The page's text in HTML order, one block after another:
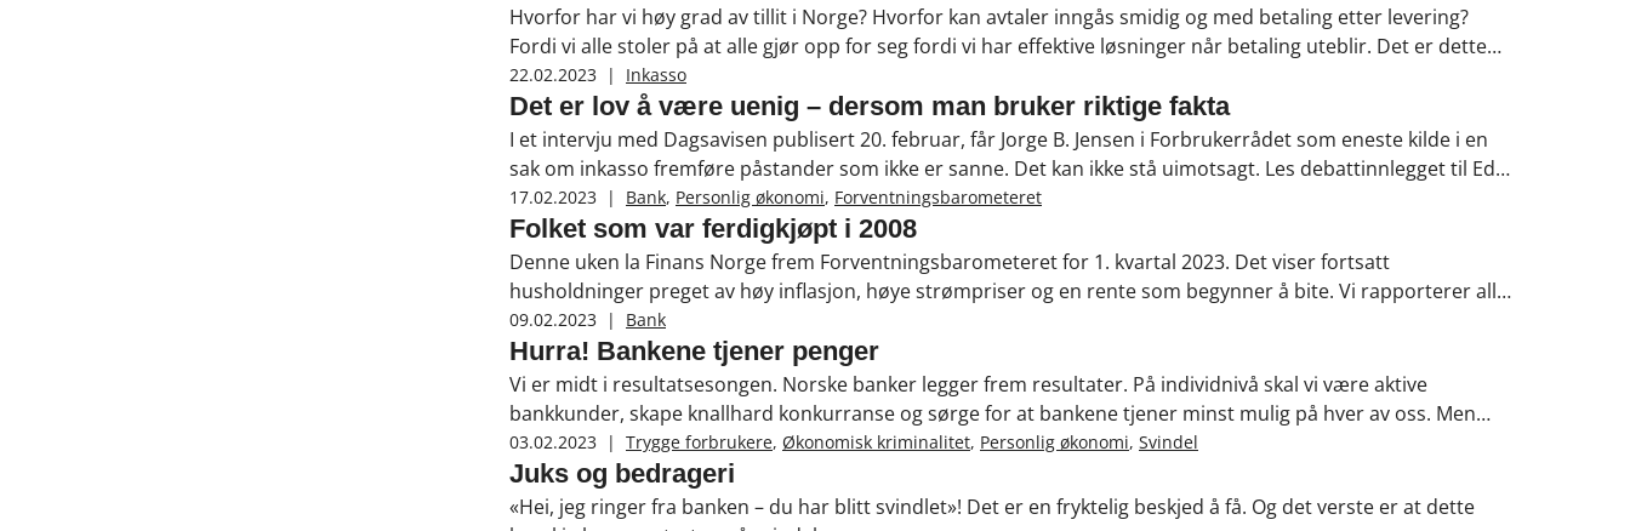
Hvorfor har vi høy grad av tillit i Norge? Hvorfor kan avtaler inngås smidig og med betaling etter levering?
Fordi vi alle stoler på at alle gjør opp for seg fordi vi har effektive løsninger når betaling uteblir. Det er dette
inkassobransjen bidrar med. Den norske tilliten hviler med andre ord på inkasso.
22.02.2023 | Inkasso
Det er lov å være uenig – dersom man bruker riktige fakta
I et intervju med Dagsavisen publisert 20. februar, får Jorge B. Jensen i Forbrukerrådet som eneste kilde i en
sak om inkasso fremføre påstander som ikke er sanne. Det kan ikke stå uimotsagt. Les debattinnlegget til Eddy
Kjær, direktør for inkasso i Finans Norge i Dagsavisen.
17.02.2023 | Bank, Personlig økonomi, Forventningsbarometeret
Folket som var ferdigkjøpt i 2008
Denne uken la Finans Norge frem Forventningsbarometeret for 1. kvartal 2023. Det viser fortsatt
husholdninger preget av høy inflasjon, høye strømpriser og en rente som begynner å bite. Vi rapporterer all
time low på økonomiske forventninger. Men barometeret forteller også en meget interessant historie om
hvordan våre økonomiske prioriteringer har endret seg over tid.
09.02.2023 | Bank
Hurra! Bankene tjener penger
Vi er midt i resultatsesongen. Norske banker legger frem resultater. På individnivå skal vi være aktive
bankkunder, skape knallhard konkurranse og sørge for at bankene tjener minst mulig på hver av oss. Men
samtidig skal vi også prise oss lykkelige over å ha et solid bankvesen som tåler ruskevær.
03.02.2023 | Trygge forbrukere, Økonomisk kriminalitet, Personlig økonomi, Svindel
Juks og bedrageri
«Hei, jeg ringer fra banken – du har blitt svindlet»! Det er en fryktelig beskjed å få. Og det verste er at dette